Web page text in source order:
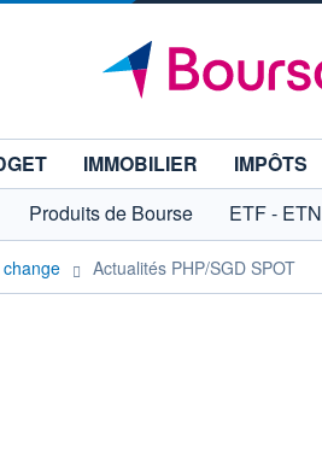
IMMOBILIER IMPÔTS
Produits de Bourse ETF - ETN
Actualités PHP/SGD SPOT